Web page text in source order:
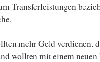
Transferleistungen
mehr Geld verdienen,
wollten mit einem